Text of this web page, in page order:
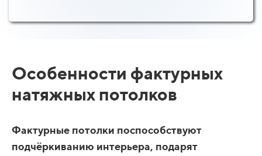
Особенности фактурных
натяжных потолков
Фактурные потолки поспособствуют
подчёркиванию интерьера, подарят